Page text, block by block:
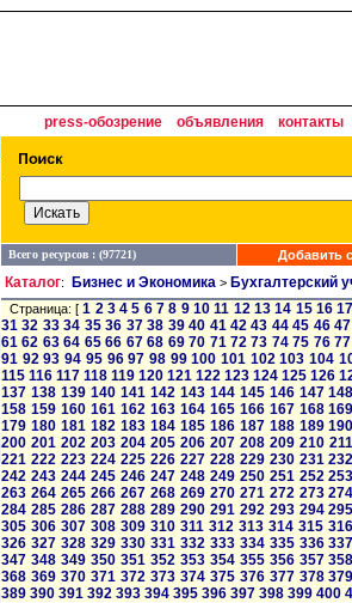
press-обозрение объявления контакты
Всего ресурсов : (97721) Добавить
Каталог: Бизнес и Экономика > Бухгалтерский
Страница: [1 2 3 4 5 6 7 8 9 10 11 12 13 14 15 16
31 32 33 34 35 36 37 38 39 40 41 42 43 44 45 46 47
61 62 63 64 65 66 67 68 69 70 71 72 73 74 75 76 77
91 92 93 94 95 96 97 98 99 100 101 102 103 104
115 116 117 118 119 120 121 122 123 124 125 126
137 138 139 140 141 142 143 144 145 146 147
158 159 160 161 162 163 164 165 166 167 168
179 180 181 182 183 184 185 186 187 188 189
200 201 202 203 204 205 206 207 208 209 210 211
221 222 223 224 225 226 227 228 229 230 231
242 243 244 245 246 247 248 249 250 251 252
263 264 265 266 267 268 269 270 271 272 273
284 285 286 287 288 289 290 291 292 293 294
305 306 307 308 309 310 311 312 313 314 315 316
326 327 328 329 330 331 332 333 334 335 336
347 348 349 350 351 352 353 354 355 356 357
368 369 370 371 372 373 374 375 376 377 378
389 390 391 392 393 394 395 396 397 398 399 400